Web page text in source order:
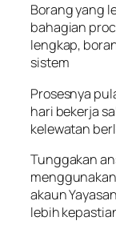
Borang yang
bahagian
lengkap,
sistem
Prosesnya
hari bekerja
kelewatan
Tunggakan
akaun
lebih